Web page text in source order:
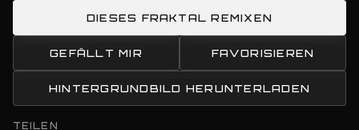
DIESES FRAKTAL REMIXEN
GEFÄLLT MIR FAVORISIEREN
HINTERGRUNDBILD HERUNTERLADEN
TEILEN